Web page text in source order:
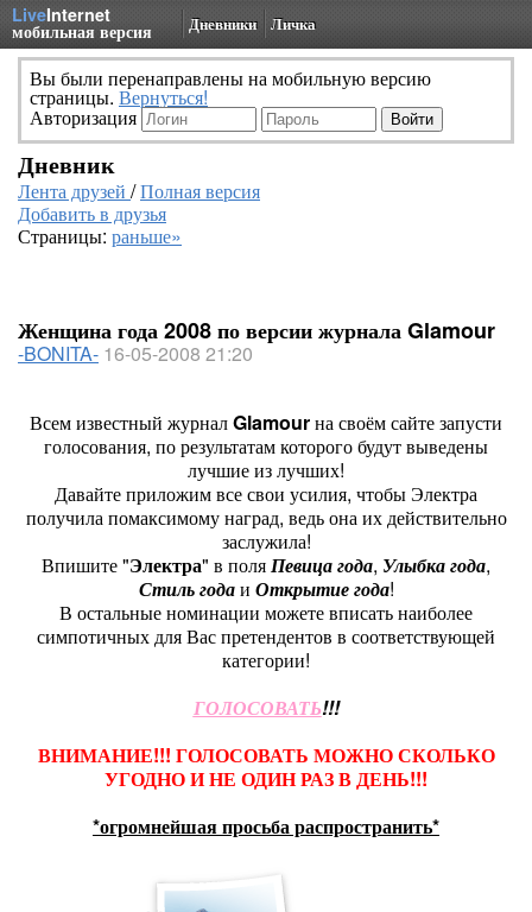
LiveInternet
мобильная версия Дневники Личка
Вы были перенаправлены на мобильную версию
страницы. Вернуться!
Авторизация
Дневник
Лента друзей /Полная версия
Добавить в друзья
Страницы: раньше»
Женщина года 2008 по версии журнала Glamour
-BONITA- 16-05-2008 21:20
Всем известный журналGlamourна своём сайте запусти
голосования, по результатам которого будут выведены
лучшие из лучших!
Давайте приложим все свои усилия, чтобы Электра
получила помаксимому наград, ведь она их действительно
заслужила!
Впишите "Электра" в поляПевица года, Улыбка года,
Стиль годаи Открытие года!
В остальные номинации можете вписать наиболее
симпотичных для Вас претендентов в соответствующей
категории!
ГОЛОСОВАТЬ!!!
ВНИМАНИЕ!!! ГОЛОСОВАТЬ МОЖНО СКОЛЬКО
УГОДНО И НЕ ОДИН РАЗ В ДЕНЬ!!!
*огромнейшая просьба распространить*